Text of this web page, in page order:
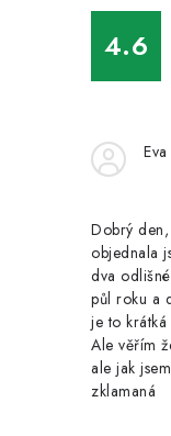
a
c
í
r
v
k
y
v
ý
p
i
4.6
Dobrý den,
objednala
dva
půl roku a
je to
Ale věřím
ale jak
zklamaná